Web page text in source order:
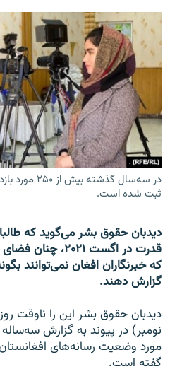
صفحه
جستجو
ورزش
بحران مهاجرت
'کووید-۱۹'
تماس
صفحه پشتو
Azadi English
همۀ سایت‌های رادیو آزادی/
در سه‌سال
ثبت شده است.
دیدبان حقوق بشر می‌گوید که
قدرت در اگست
که خبرنگاران افغان نمی‌توانند
گزارش دهند.
نومبر) در پیوند به گزارش
مورد وضعیت رسانه‌های
گفته است.